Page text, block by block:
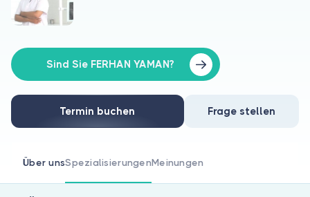
Für Patienten
Für Ärzte
Sind Sie FERHAN YAMAN?
Termin buchen Frage stellen
Über unsSpezialisierungenMeinungen